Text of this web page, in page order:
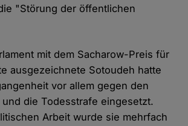
"Störung der öffentlichen
mit dem Sacharow-Preis für
ausgezeichnete Sotoudeh hatte
vor allem gegen den
die Todesstrafe eingesetzt.
Arbeit wurde sie mehrfach